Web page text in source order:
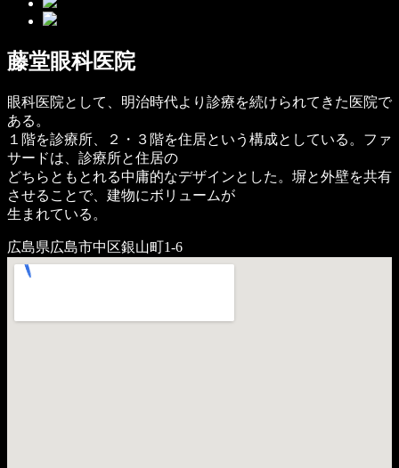
藤堂眼科医院
眼科医院として、明治時代より診療を続けられてきた医院で
ある。
１階を診療所、２・３階を住居という構成としている。ファ
サードは、診療所と住居の
どちらともとれる中庸的なデザインとした。塀と外壁を共有
させることで、建物にボリュームが
生まれている。
広島県広島市中区銀山町1-6